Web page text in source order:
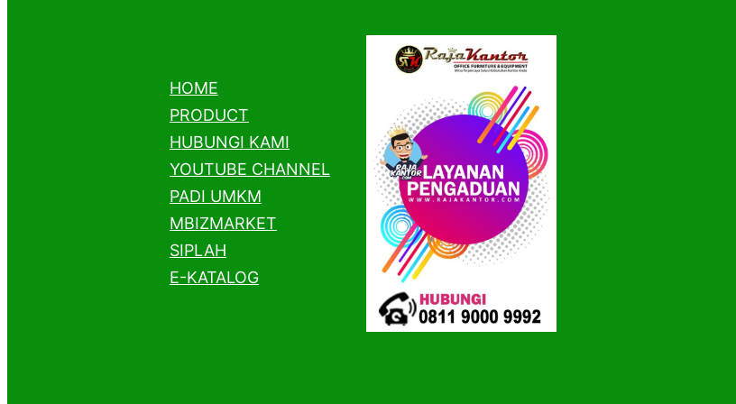
HOME
PRODUCT
HUBUNGI KAMI
YOUTUBE CHANNEL
PADI UMKM
MBIZMARKET
SIPLAH
E-KATALOG